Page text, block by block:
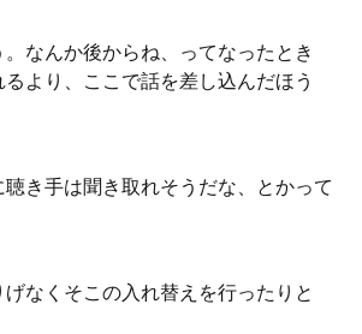
なんか後からね、ってなったとき
より、ここで話を差し込んだほう
き手は聞き取れそうだな、とかって
なくそこの入れ替えを行ったりと